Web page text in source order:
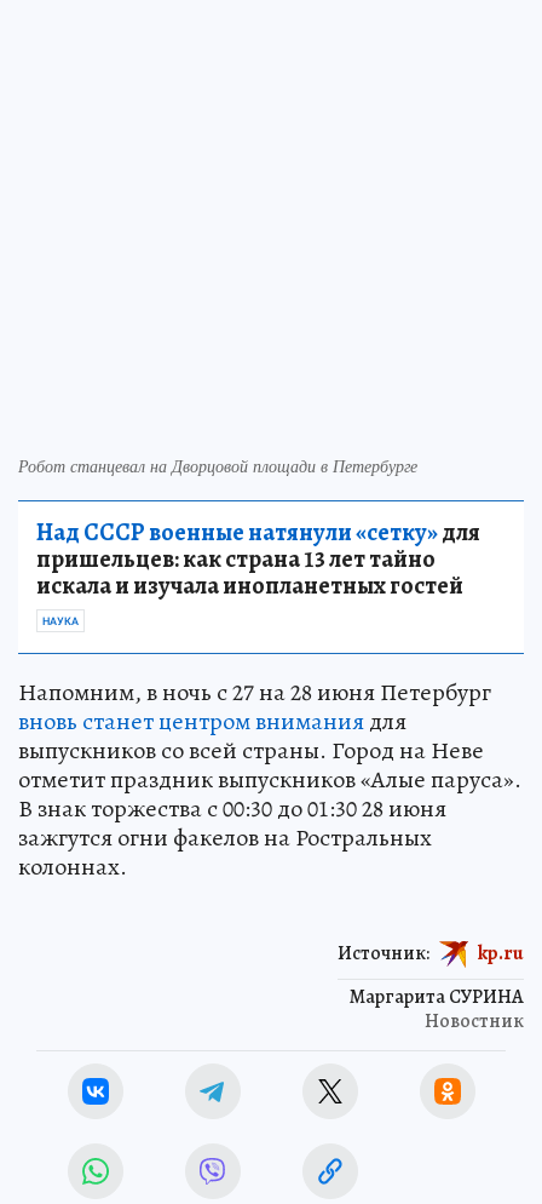
Робот станцевал на Дворцовой площади в Петербурге
Над СССР военные натянули «сетку»для
пришельцев: как страна 13 лет тайно
искала и изучала инопланетных гостей
НАУКА
Напомним, в ночь с 27 на 28 июня Петербург
вновь станет центром вниманиядля
выпускников со всей страны. Город на Неве
отметит праздник выпускников «Алые паруса».
В знак торжества с 00:30 до 01:30 28 июня
зажгутся огни факелов на Ростральных
колоннах.
Маргарита СУРИНА
Новостник
Источник: kp.ru